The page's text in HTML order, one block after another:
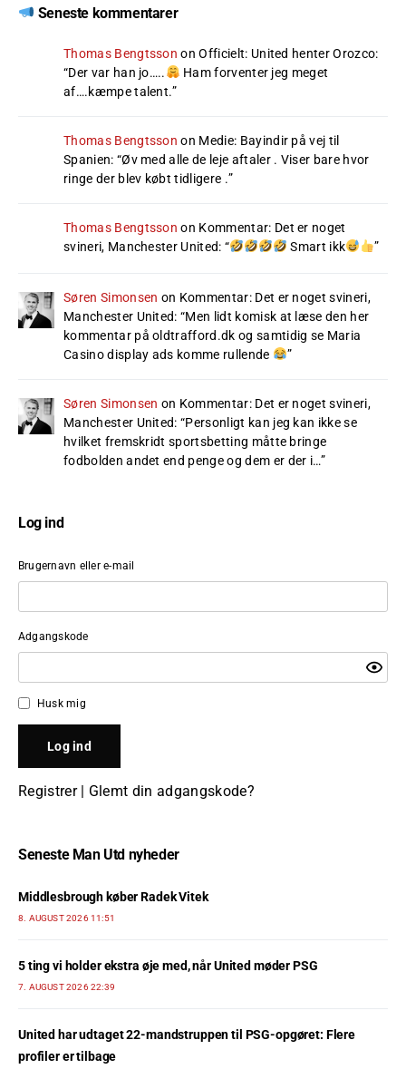
Seneste kommentarer
Thomas Bengtsson onOfficielt: United henter Orozco:
“Der var han jo…..
Ham forventer jeg meget
af….kæmpe talent.”
Thomas Bengtsson on Medie: Bayindir på vej til
Spanien: “Øv med alle de leje aftaler . Viser bare hvor
ringe der blev købt tidligere .”
Thomas Bengtsson on Kommentar: Det er noget
svineri, Manchester United: “ Smart ikk ”
Søren Simonsen on Kommentar: Det er noget svineri,
Manchester United: “Men lidt komisk at læse den her
kommentar på oldtrafford.dk og samtidig se Maria
Casino display ads komme rullende
”
Søren Simonsen on Kommentar: Det er noget svineri,
Manchester United: “Personligt kan jeg kan ikke se
hvilket fremskridt sportsbetting måtte bringe
fodbolden andet end penge og dem er der i…”
Log ind
Brugernavn eller e-mail
Adgangskode
Husk mig
Registrer| Glemt din adgangskode?
Seneste Man Utd nyheder
Middlesbrough køber Radek Vitek
8. AUGUST 2026 11:51
5 ting vi holder ekstra øje med, når United møder PSG
7. AUGUST 2026 22:39
United har udtaget 22-mandstruppen til PSG-opgøret: Flere
profiler er tilbage